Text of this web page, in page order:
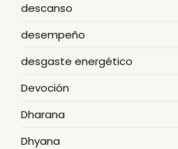
descanso
desempeño
desgaste energético
Devoción
Dharana
Dhyana